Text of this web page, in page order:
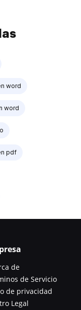
word
word
pdf
de
de Servicio
de privacidad
Legal